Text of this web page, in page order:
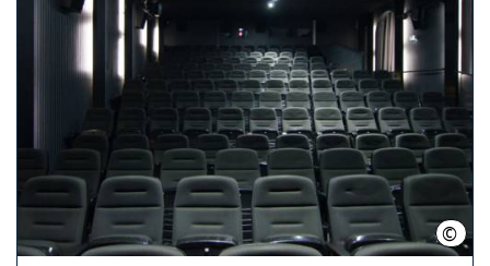
© LHH